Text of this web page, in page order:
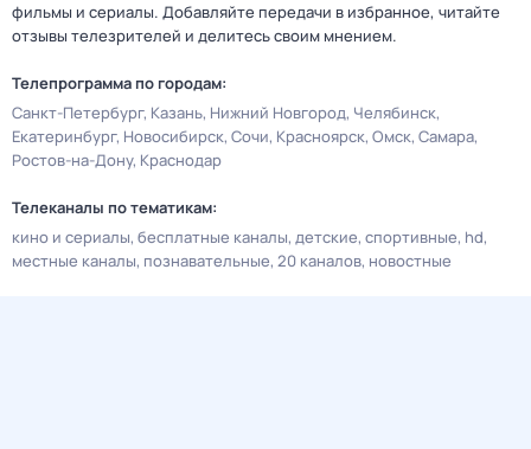
фильмы и сериалы. Добавляйте передачи в избранное, читайте
отзывы телезрителей и делитесь своим мнением.
Телепрограмма по городам:
Санкт-Петербург Казань Нижний Новгород Челябинск
Екатеринбург Новосибирск Сочи Красноярск Омск Самара
Ростов-на-Дону Краснодар
Телеканалы по тематикам:
кино и сериалы бесплатные каналы детские спортивные hd
местные каналы познавательные 20 каналов новостные